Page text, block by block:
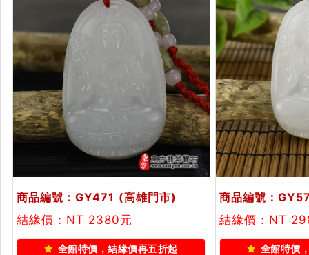
商品編號：GY471 (高雄門市)
結緣價：NT 2380元
全館特價，結緣價再五折起
商品編號：
結緣價：NT
全館特價